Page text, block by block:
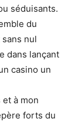
séduisants.
du
nul
dans lançant
casino un
à mon
forts du